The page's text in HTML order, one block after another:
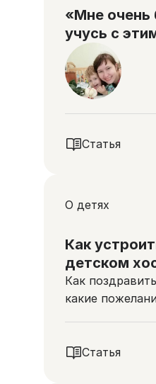
«Мне очень
учусь с
Статья
О детях
Как
детском
Как
какие
Статья